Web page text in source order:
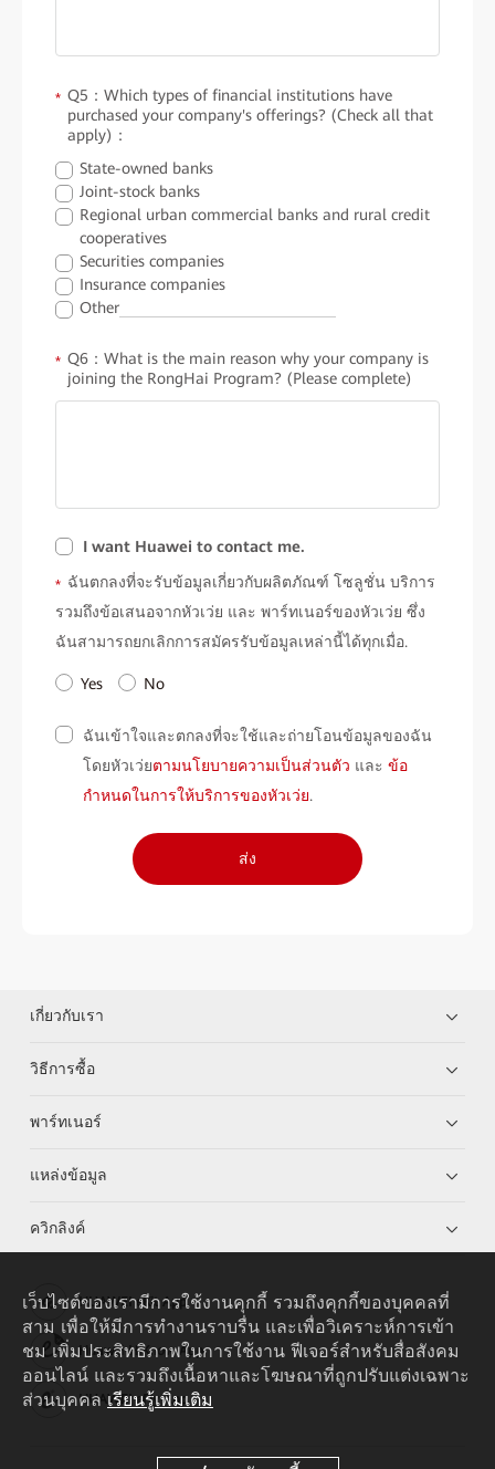
* Q5：Which types of financial institutions have
purchased your company's offerings? (Check all that
apply)：
State-owned banks
Joint-stock banks
Regional urban commercial banks and rural credit
cooperatives
Securities companies
Insurance companies
Other
* Q6：What is the main reason why your company is
joining the RongHai Program? (Please complete)
I want Huawei to contact me.
* ฉันตกลงที่จะรับข้อมูลเกี่ยวกับผลิตภัณฑ์ โซลูชั่น บริการ
รวมถึงข้อเสนอจากหัวเว่ย และ พาร์ทเนอร์ของหัวเว่ย ซึ่ง
ฉันสามารถยกเลิกการสมัครรับข้อมูลเหล่านี้ได้ทุกเมื่อ.
Yes No
ฉันเข้าใจและตกลงที่จะใช้และถ่ายโอนข้อมูลของฉัน
โดยหัวเว่ยตามนโยบายความเป็นส่วนตัว และ ข้อ
กำหนดในการให้บริการของหัวเว่ย.
ส่ง
เกี่ยวกับเรา
วิธีการซื้อ
พาร์ทเนอร์
แหล่งข้อมูล
ควิกลิงค์
HUAWEI eKit App
Huawei HiKnow App
HUAWEI eFly App
เว็บไซต์ของเรามีการใช้งานคุกกี้ รวมถึงคุกกี้ของบุคคลที่
สาม เพื่อให้มีการทำงานราบรื่น และเพื่อวิเคราะห์การเข้า
ชม เพิ่มประสิทธิภาพในการใช้งาน ฟีเจอร์สำหรับสื่อสังคม
ออนไลน์ และรวมถึงเนื้อหาและโฆษณาที่ถูกปรับแต่งเฉพาะ
ส่วนบุคคล เรียนรู้เพิ่มเติม